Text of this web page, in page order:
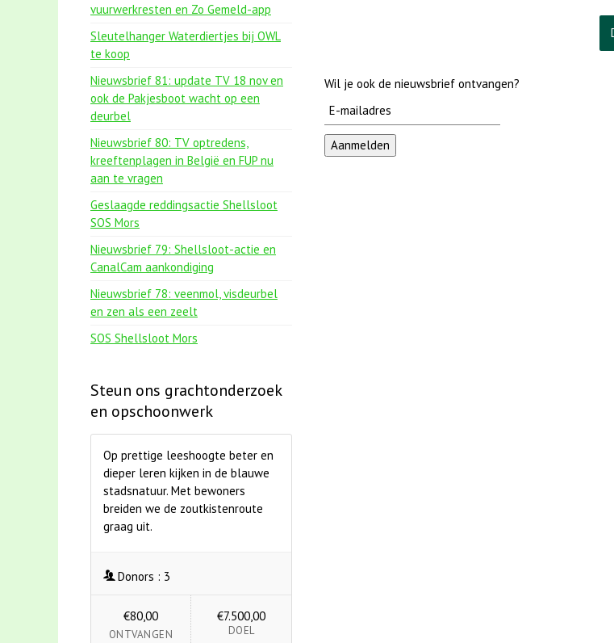
Wil je ook de nieuwsbrief ontvangen?
vuurwerkresten en Zo Gemeld-app
Sleutelhanger Waterdiertjes bij OWL
te koop
Nieuwsbrief 81: update TV 18 nov en
ook de Pakjesboot wacht op een
deurbel
Nieuwsbrief 80: TV optredens,
kreeftenplagen in België en FUP nu
aan te vragen
Geslaagde reddingsactie Shellsloot
SOS Mors
Nieuwsbrief 79: Shellsloot-actie en
CanalCam aankondiging
Nieuwsbrief 78: veenmol, visdeurbel
en zen als een zeelt
SOS Shellsloot Mors
Steun ons grachtonderzoek
en opschoonwerk
Op prettige leeshoogte beter en
dieper leren kijken in de blauwe
stadsnatuur. Met bewoners
breiden we de zoutkistenroute
graag uit.
Donors : 3
€80,00
ONTVANGEN
€7.500,00
DOEL